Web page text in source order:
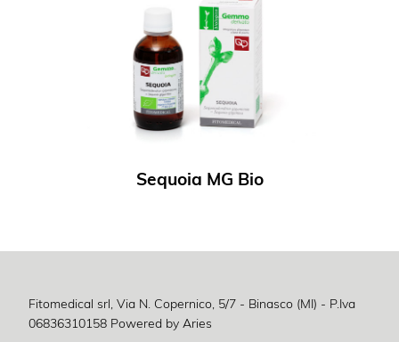
Sequoia MG Bio
Fitomedical srl, Via N. Copernico, 5/7 - Binasco (MI) - P.Iva
06836310158 Powered by Aries